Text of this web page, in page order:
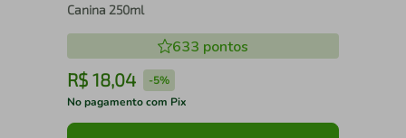
Canina 250ml
633 pontos
R$ 18,04 -5%
No pagamento com Pix